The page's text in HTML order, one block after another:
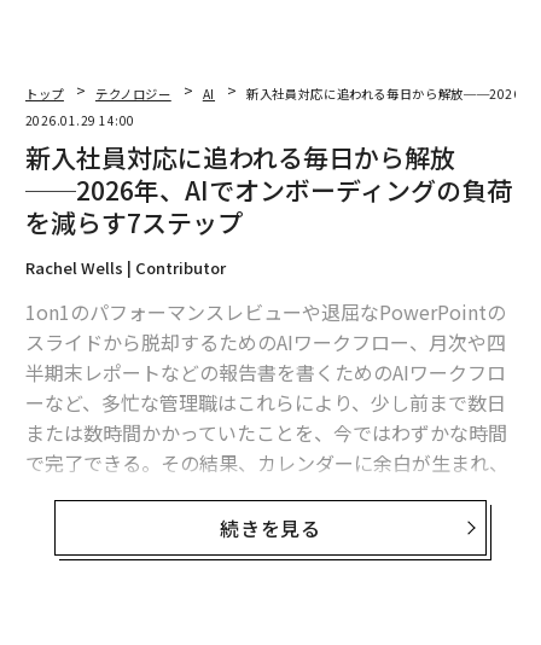
トップ テクノロジー AI
新入社員対応に追われる毎日から解放──2026年
2026.01.29 14:00
新入社員対応に追われる毎日から解放
──2026年、AIでオンボーディングの負荷
を減らす7ステップ
Rachel Wells | Contributor
1on1のパフォーマンスレビューや退屈なPowerPointの
スライドから脱却するためのAIワークフロー、月次や四
半期末レポートなどの報告書を書くためのAIワークフロ
ーなど、多忙な管理職はこれらにより、少し前まで数日
または数時間かかっていたことを、今ではわずかな時間
で完了できる。その結果、カレンダーに余白が生まれ、
仕事の最重要領域──人材育成と業務運営の戦略──に
より多くの時間を割くことができる。
続きを見る